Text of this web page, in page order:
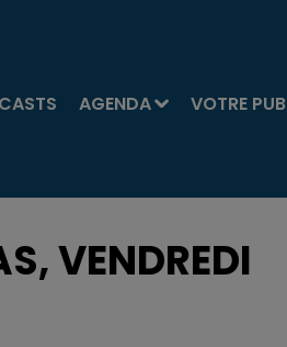
AGENDA VOTRE PUB
VENDREDI